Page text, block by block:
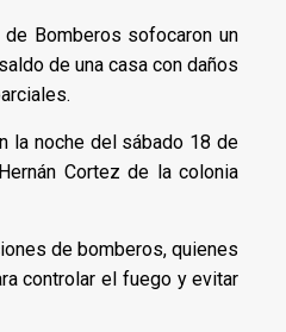
Bomberos sofocaron un
de una casa con daños
la noche del sábado 18 de
Cortez de la colonia
de bomberos, quienes
controlar el fuego y evitar